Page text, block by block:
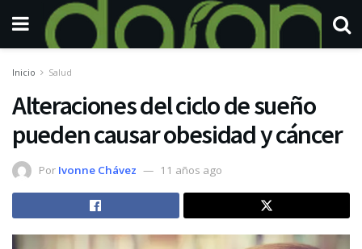
Inicio Salud
Alteraciones del ciclo de sueño
pueden causar obesidad y cáncer
Por Ivonne Chávez 11 años ago